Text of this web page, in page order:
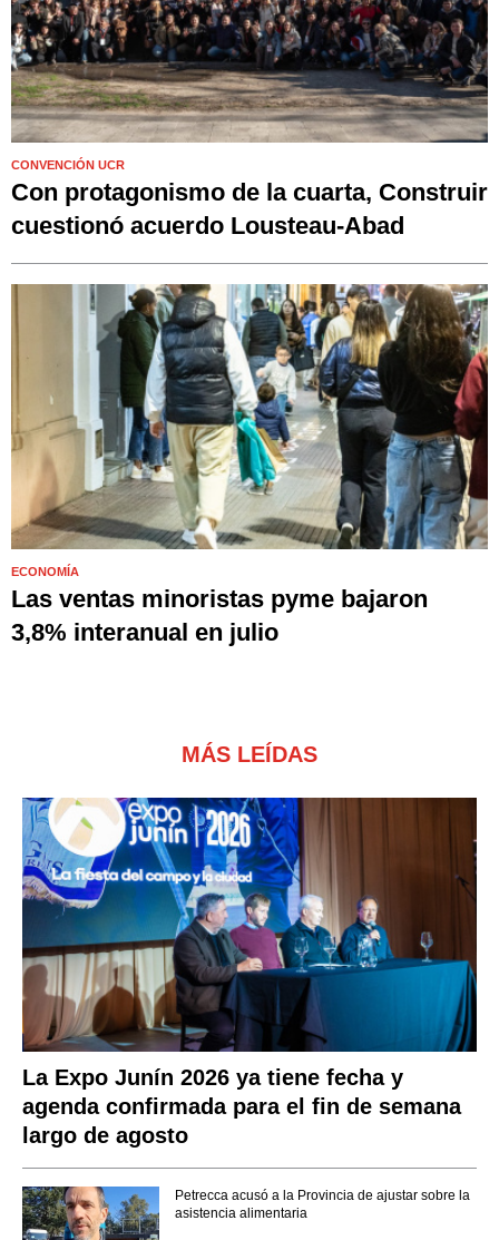
CONVENCIÓN UCR
Con protagonismo de la cuarta, Construir
cuestionó acuerdo Lousteau-Abad
ECONOMÍA
Las ventas minoristas pyme bajaron
3,8% interanual en julio
MÁS LEÍDAS
La Expo Junín 2026 ya tiene fecha y
agenda confirmada para el fin de semana
largo de agosto
Petrecca acusó a la Provincia de ajustar sobre la
asistencia alimentaria